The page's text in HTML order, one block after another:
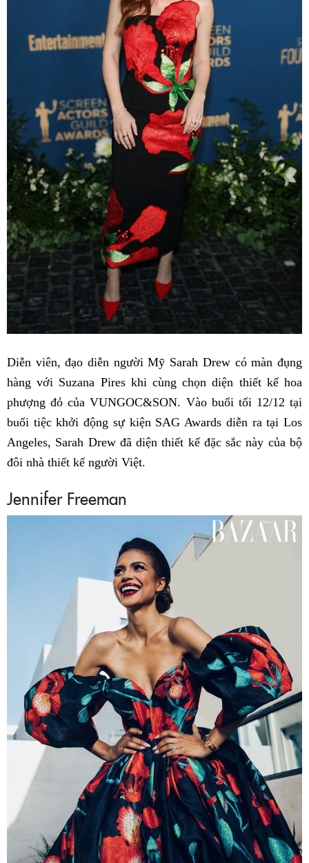
Diễn viên, đạo diễn người Mỹ Sarah Drew có màn đụng
hàng với Suzana Pires khi cùng chọn diện thiết kế hoa
phượng đỏ của VUNGOC&SON. Vào buổi tối 12/12 tại
buổi tiệc khởi động sự kiện SAG Awards diễn ra tại Los
Angeles, Sarah Drew đã diện thiết kế đặc sắc này của bộ
đôi nhà thiết kế người Việt.
Jennifer Freeman